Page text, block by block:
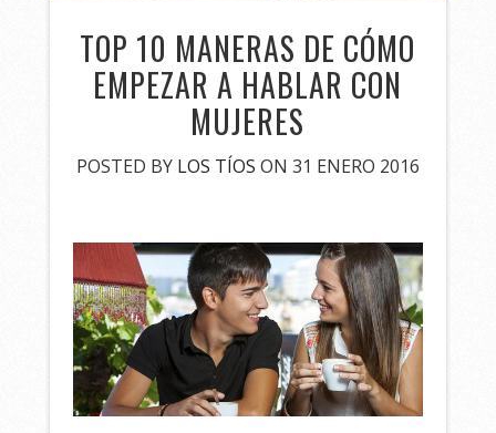
TOP 10 MANERAS DE CÓMO
EMPEZAR A HABLAR CON
MUJERES
POSTED BY LOS TÍOS ON 31 ENERO 2016